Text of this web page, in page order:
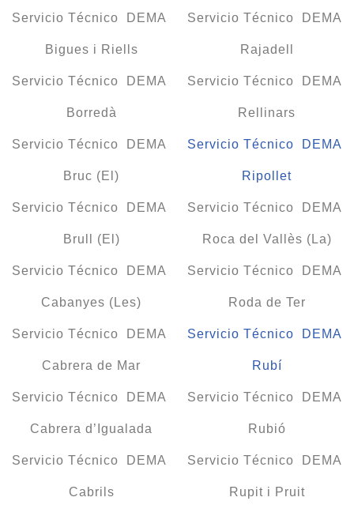
Servicio Técnico DEMA
Bigues i Riells
Servicio Técnico DEMA
Borredà
Servicio Técnico DEMA
Bruc (El)
Servicio Técnico DEMA
Brull (El)
Servicio Técnico DEMA
Cabanyes (Les)
Servicio Técnico DEMA
Cabrera de Mar
Servicio Técnico DEMA
Cabrera d’Igualada
Servicio Técnico DEMA
Cabrils
Servicio Técnico DEMA
Rajadell
Servicio Técnico DEMA
Rellinars
Servicio Técnico DEMA
Ripollet
Servicio Técnico DEMA
Roca del Vallès (La)
Servicio Técnico DEMA
Roda de Ter
Servicio Técnico DEMA
Rubí
Servicio Técnico DEMA
Rubió
Servicio Técnico DEMA
Rupit i Pruit